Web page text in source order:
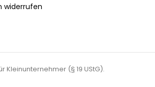
widerrufen
(§ 19 UStG).